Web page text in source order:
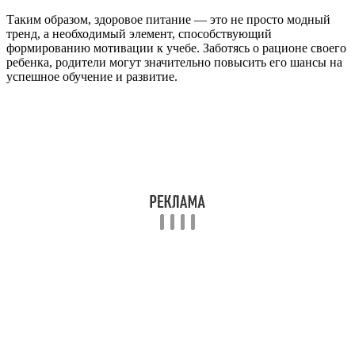
Таким образом, здоровое питание — это не просто модный
тренд, а необходимый элемент, способствующий
формированию мотивации к учебе. Заботясь о рационе своего
ребенка, родители могут значительно повысить его шансы на
успешное обучение и развитие.